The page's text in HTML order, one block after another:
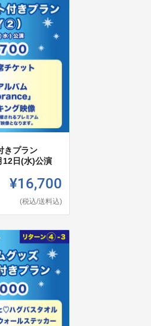
きプラン
日(水)公演
¥16,700
(税込/送料込)